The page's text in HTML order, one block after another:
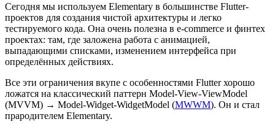
Сегодня мы используем Elementary в большинстве Flutter-
проектов для создания чистой архитектуры и легко
тестируемого кода. Она очень полезна в e-commerce и финтех
проектах: там, где заложена работа с анимацией,
выпадающими списками, изменением интерфейса при
определённых действиях.
Все эти ограничения вкупе с особенностями Flutter хорошо
ложатся на классический паттерн Model-View-ViewModel
(MVVM) → Model-Widget-WidgetModel (MWWM). Он и стал
прародителем Elementary.